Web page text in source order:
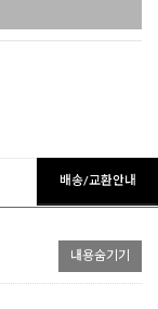
배송/교환안내
내용숨기기